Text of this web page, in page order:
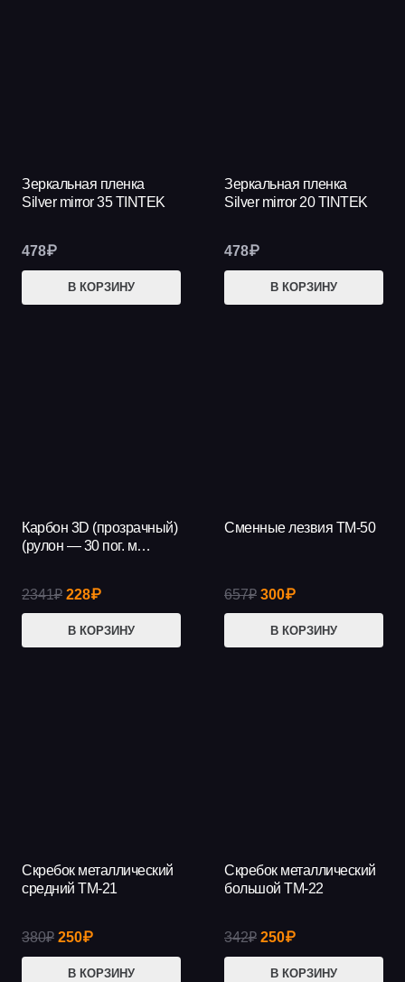
Зеркальная пленка
Silver mirror 35 TINTEK
478₽
В КОРЗИНУ
Зеркальная пленка
Silver mirror 20 TINTEK
478₽
В КОРЗИНУ
АКЦИЯ!
Карбон 3D (прозрачный)
(рулон — 30 пог. м…
2341₽ Первоначальная
составляла
228₽Текущая
228₽.
В КОРЗИНУ
АКЦИЯ!
Сменные лезвия ТМ-50
657₽ Первоначальная
составляла
300₽Текущая
300₽.
В КОРЗИНУ
АКЦИЯ!
Скребок металлический
средний ТМ-21
380₽ Первоначальная
цена
250₽Текущая
цена:
В КОРЗИНУ
АКЦИЯ!
Скребок металлический
большой ТМ-22
342₽ Первоначальная
цена
250₽Текущая
цена:
В КОРЗИНУ